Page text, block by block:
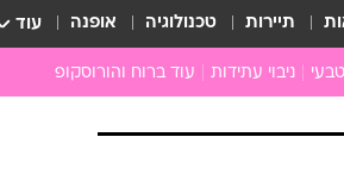
תיירות טכנולוגיה אופנה עוד
ניבוי עתידות עוד ברוח והורוסקופ